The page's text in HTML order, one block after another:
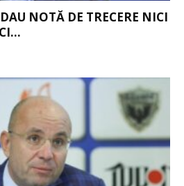
NOTĂ DE TRECERE NICI